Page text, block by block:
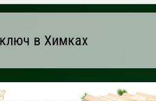
в Химках